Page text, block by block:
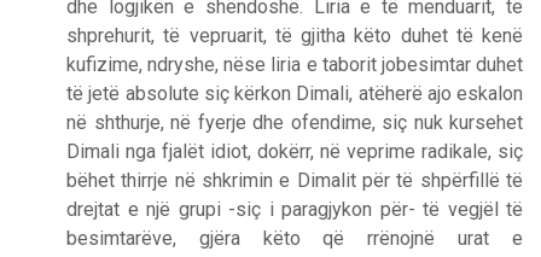
dhe logjikën e shëndoshë. Liria e të menduarit, të
shprehurit, të vepruarit, të gjitha këto duhet të kenë
kufizime, ndryshe, nëse liria e taborit jobesimtar duhet
të jetë absolute siç kërkon Dimali, atëherë ajo eskalon
në shthurje, në fyerje dhe ofendime, siç nuk kursehet
Dimali nga fjalët idiot, dokërr, në veprime radikale, siç
bëhet thirrje në shkrimin e Dimalit për të shpërfillë të
drejtat e një grupi -siç i paragjykon për- të vegjël të
besimtarëve, gjëra këto që rrënojnë urat e